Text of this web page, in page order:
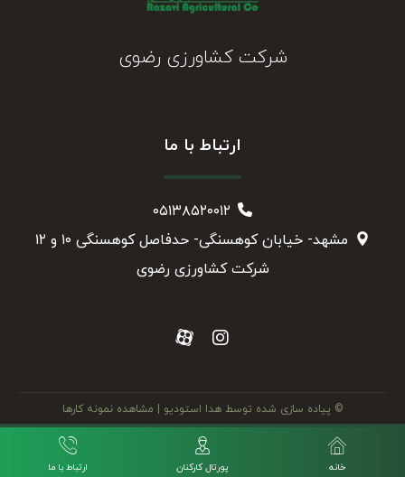
شرکت کشاورزی رضوی
ارتباط با ما
۰۵۱۳۸۵۲۰۰۱۲
مشهد- خیابان کوهسنگی- حدفاصل کوهسنگی ۱۰ و ۱۲
شرکت کشاورزی رضوی
© پیاده سازی شده توسط هدا استودیو | مشاهده نمونه کارها
خانه پورتال کارکنان ارتباط با ما